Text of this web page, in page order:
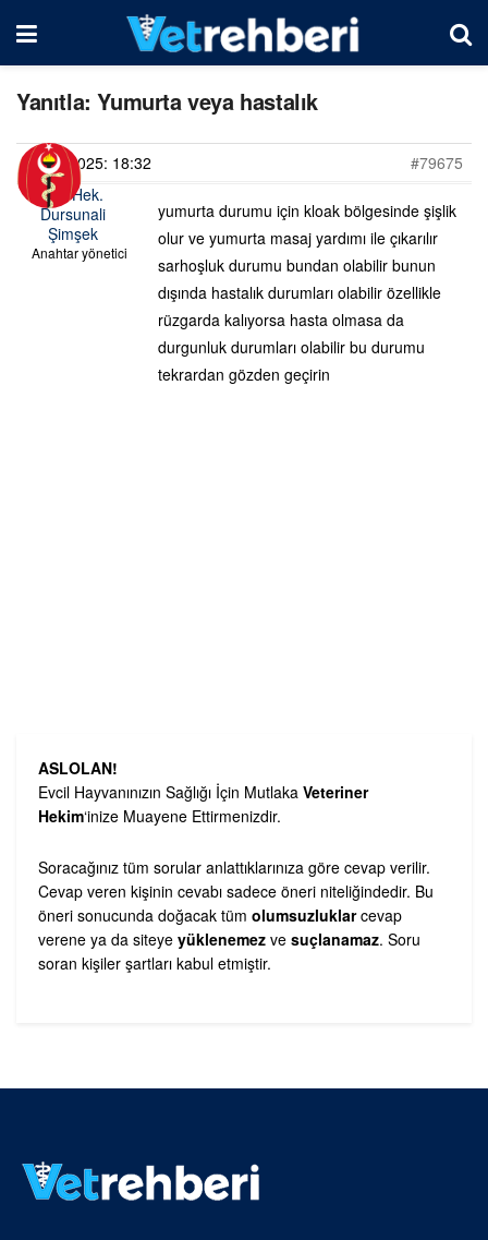
Yanıtla: Yumurta veya hastalık
21/05/2025: 18:32
#79675
Vet. Hek.
Dursunali
Şimşek
Anahtar yönetici
yumurta durumu için kloak bölgesinde şişlik
olur ve yumurta masaj yardımı ile çıkarılır
sarhoşluk durumu bundan olabilir bunun
dışında hastalık durumları olabilir özellikle
rüzgarda kalıyorsa hasta olmasa da
durgunluk durumları olabilir bu durumu
tekrardan gözden geçirin
ASLOLAN!
Evcil Hayvanınızın Sağlığı İçin Mutlaka Veteriner
Hekim‘inize Muayene Ettirmenizdir.
Soracağınız tüm sorular anlattıklarınıza göre cevap verilir.
Cevap veren kişinin cevabı sadece öneri niteliğindedir. Bu
öneri sonucunda doğacak tüm olumsuzluklarcevap
verene ya da siteye yüklenemez ve suçlanamaz. Soru
soran kişiler şartları kabul etmiştir.